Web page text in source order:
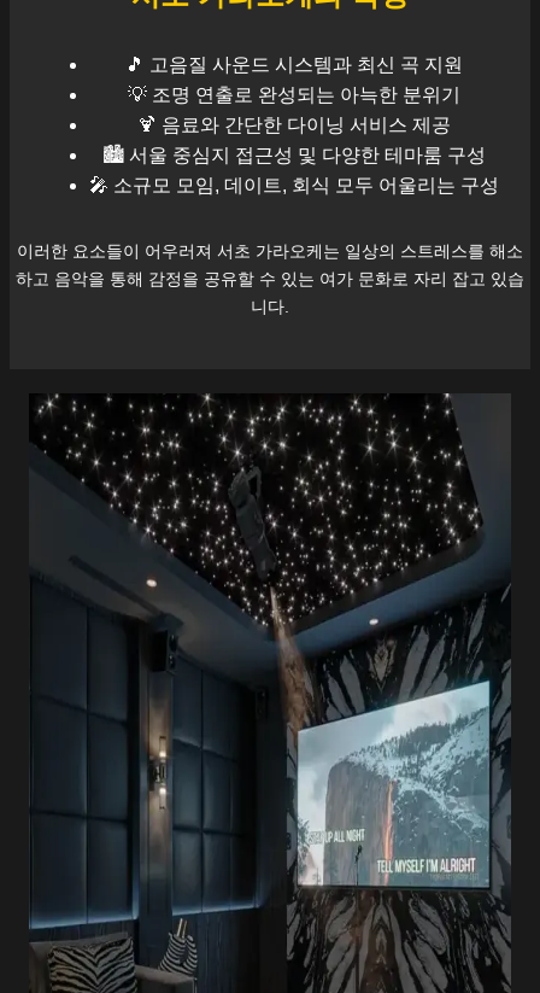
🎵 고음질 사운드 시스템과 최신 곡 지원
💡 조명 연출로 완성되는 아늑한 분위기
🍹 음료와 간단한 다이닝 서비스 제공
🏙️ 서울 중심지 접근성 및 다양한 테마룸 구성
🎤 소규모 모임, 데이트, 회식 모두 어울리는 구성
이러한 요소들이 어우러져 서초 가라오케는 일상의 스트레스를 해소
하고 음악을 통해 감정을 공유할 수 있는 여가 문화로 자리 잡고 있습
니다.